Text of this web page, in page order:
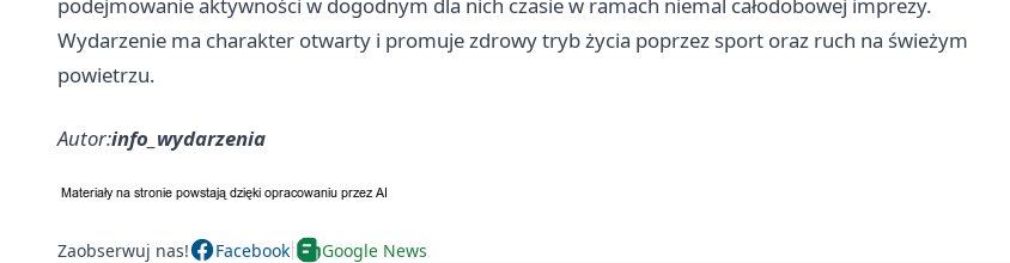
Wydarzenie ma charakter otwarty i promuje zdrowy tryb życia poprzez sport oraz ruch na świeżym
powietrzu.
Autor:info_wydarzenia
Zaobserwuj nas! Facebook Google News